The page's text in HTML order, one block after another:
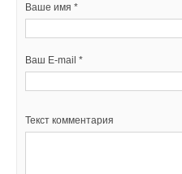
Ваше имя *
Ваш E-mail *
Текст комментария
Ваше имя *
Ваш E-mail *